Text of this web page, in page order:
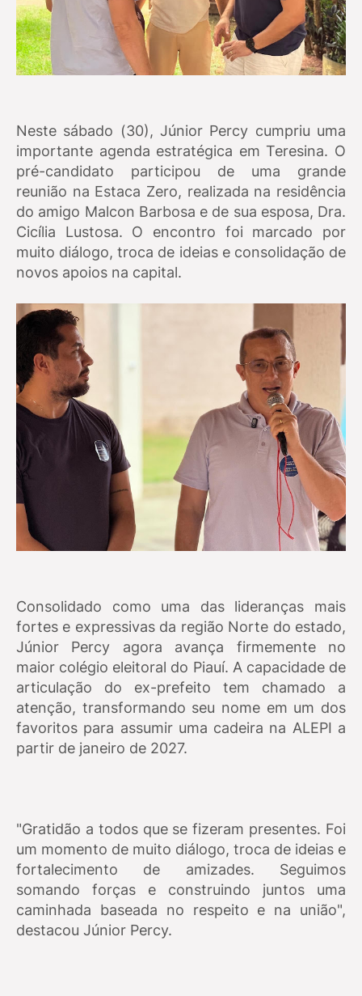
Neste sábado (30), Júnior Percy cumpriu uma
importante agenda estratégica em Teresina. O
pré-candidato participou de uma grande
reunião na Estaca Zero, realizada na residência
do amigo Malcon Barbosa e de sua esposa, Dra.
Cicília Lustosa. O encontro foi marcado por
muito diálogo, troca de ideias e consolidação de
novos apoios na capital.
Consolidado como uma das lideranças mais
fortes e expressivas da região Norte do estado,
Júnior Percy agora avança firmemente no
maior colégio eleitoral do Piauí. A capacidade de
articulação do ex-prefeito tem chamado a
atenção, transformando seu nome em um dos
favoritos para assumir uma cadeira na ALEPI a
partir de janeiro de 2027.
"Gratidão a todos que se fizeram presentes. Foi
um momento de muito diálogo, troca de ideias e
fortalecimento de amizades. Seguimos
somando forças e construindo juntos uma
caminhada baseada no respeito e na união",
destacou Júnior Percy.